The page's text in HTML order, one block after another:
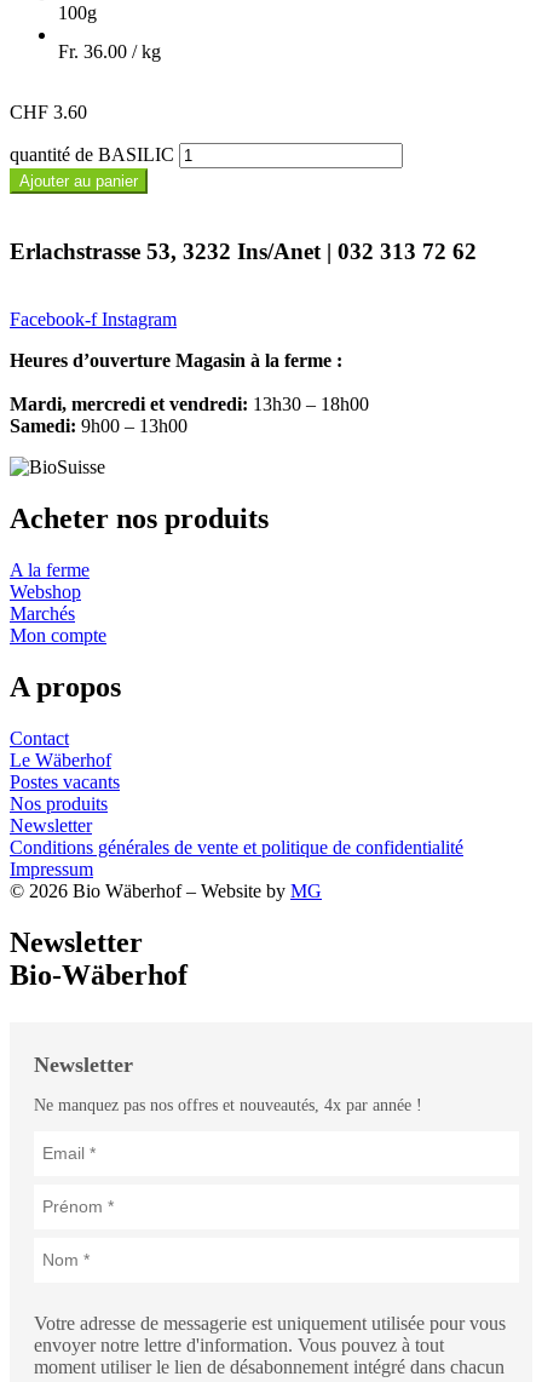
100g
Fr. 36.00 / kg
CHF 3.60
quantité de BASILIC
Ajouter au panier
Erlachstrasse 53, 3232 Ins/Anet | 032 313 72 62
Facebook-f Instagram
Heures d’ouverture Magasin à la ferme :
Mardi, mercredi et vendredi: 13h30 – 18h00
Samedi: 9h00 – 13h00
Acheter nos produits
A la ferme
Webshop
Marchés
Mon compte
A propos
Contact
Le Wäberhof
Postes vacants
Nos produits
Newsletter
Conditions générales de vente et politique de confidentialité
Impressum
© 2026 Bio Wäberhof – Website by MG
Newsletter
Bio-Wäberhof
Newsletter
Ne manquez pas nos offres et nouveautés, 4x par année !
Votre adresse de messagerie est uniquement utilisée pour vous
envoyer notre lettre d'information. Vous pouvez à tout
moment utiliser le lien de désabonnement intégré dans chacun